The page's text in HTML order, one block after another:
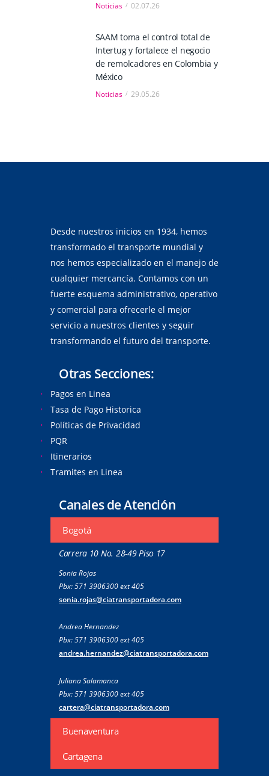
Noticias 02.07.26
SAAM toma el control total de
Intertug y fortalece el negocio
de remolcadores en Colombia y
México
Noticias 29.05.26
Desde nuestros inicios en 1934, hemos
transformado el transporte mundial y
nos hemos especializado en el manejo de
cualquier mercancía. Contamos con un
fuerte esquema administrativo, operativo
y comercial para ofrecerle el mejor
servicio a nuestros clientes y seguir
transformando el futuro del transporte.
Otras Secciones:
Pagos en Linea
Tasa de Pago Historica
Políticas de Privacidad
PQR
Itinerarios
Tramites en Linea
Canales de Atención
Bogotá
Carrera 10 No. 28-49 Piso 17
Sonia Rojas
Pbx: 571 3906300 ext 405
sonia.rojas@ciatransportadora.com
Andrea Hernandez
Pbx: 571 3906300 ext 405
andrea.hernandez@ciatransportadora.com
Juliana Salamanca
Pbx: 571 3906300 ext 405
cartera@ciatransportadora.com
Buenaventura
Cartagena